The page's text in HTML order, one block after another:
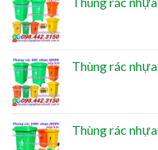
Thùng rác
Thùng rác